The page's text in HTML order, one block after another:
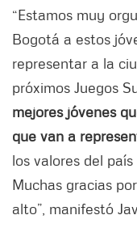
“Estamos muy
Bogotá a estos
representar a la
próximos Juegos
mejores jóvenes
que van a
los valores del
Muchas gracias
alto”, manifestó